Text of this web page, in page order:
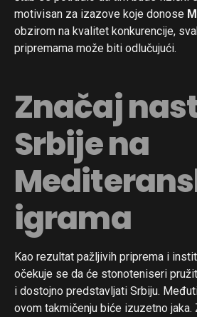
motivisan za izazove koje donose
obzirom na kvalitet konkurencije,
pripremama može biti odlučujući.
Značaj
Srbije na
igrama
Kao rezultat pažljivih priprema i
očekuje se da će stonoteniseri
i dostojno predstavljati Srbiju.
ovom takmičenju biće izuzetno